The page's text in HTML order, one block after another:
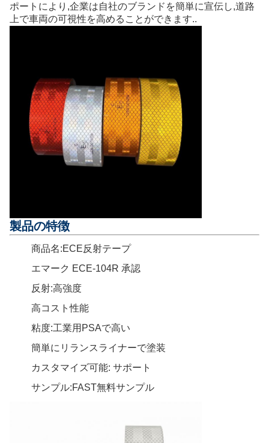
ポートにより,企業は自社のブランドを簡単に宣伝し,道路
上で車両の可視性を高めることができます..
製品の特徴
商品名:ECE反射テープ
エマーク ECE-104R 承認
反射:高強度
高コスト性能
粘度:工業用PSAで高い
簡単にリランスライナーで塗装
カスタマイズ可能: サポート
サンプル:FAST無料サンプル